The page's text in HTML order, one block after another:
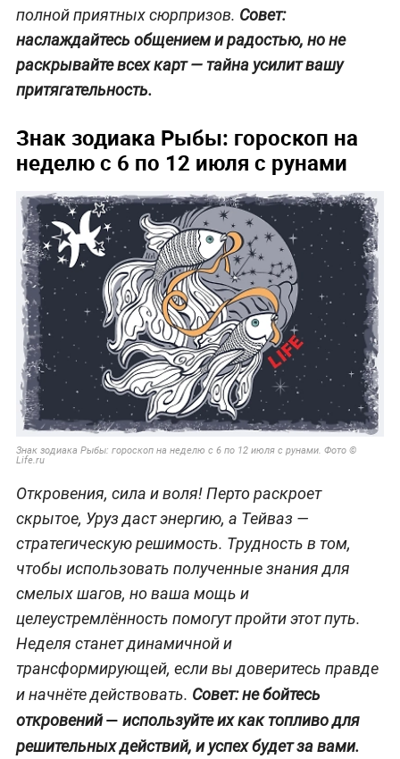
полной приятных сюрпризов. Совет:
наслаждайтесь общением и радостью, но не
раскрывайте всех карт — тайна усилит вашу
притягательность.
Знак зодиака Рыбы: гороскоп на
неделю с 6 по 12 июля с рунами
Знак зодиака Рыбы: гороскоп на неделю с 6 по 12 июля с рунами. Фото ©
Life.ru
Откровения, сила и воля! Перто раскроет
скрытое, Уруз даст энергию, а Тейваз —
стратегическую решимость. Трудность в том,
чтобы использовать полученные знания для
смелых шагов, но ваша мощь и
целеустремлённость помогут пройти этот путь.
Неделя станет динамичной и
трансформирующей, если вы доверитесь правде
и начнёте действовать. Совет: не бойтесь
откровений— используйте их как топливо для
решительных действий, и успех будет за вами.